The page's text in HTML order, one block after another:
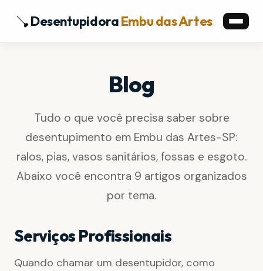
DesentupidoraEmbu das Artes
Blog
Tudo o que você precisa saber sobre
desentupimento em Embu das Artes-SP:
ralos, pias, vasos sanitários, fossas e esgoto.
Abaixo você encontra 9 artigos organizados
por tema.
Serviços Profissionais
Quando chamar um desentupidor, como